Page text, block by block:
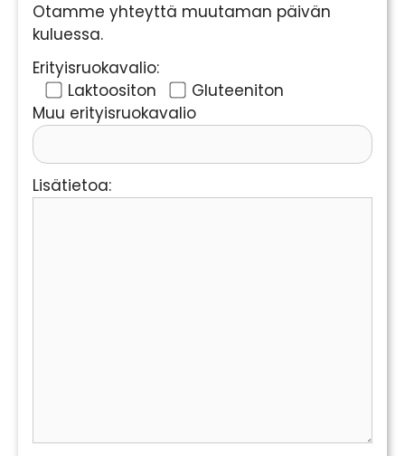
Otamme yhteyttä muutaman päivän
kuluessa.
Erityisruokavalio:
Laktoositon
Gluteeniton
Muu erityisruokavalio
Lisätietoa: